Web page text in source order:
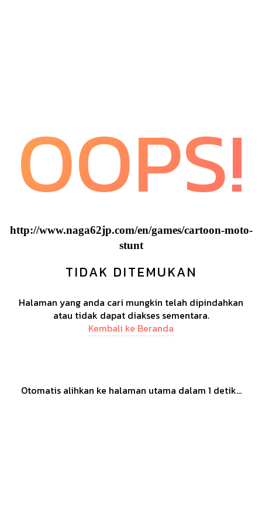
OOPS!
http://www.naga62jp.com/en/games/cartoon-moto-
stunt
TIDAK DITEMUKAN
Halaman yang anda cari mungkin telah dipindahkan
atau tidak dapat diakses sementara.
Kembali ke Beranda
Otomatis alihkan ke halaman utama dalam 1 detik...